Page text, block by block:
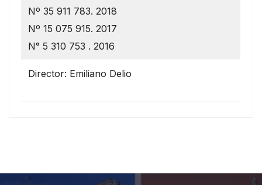
Nº 35 911 783. 2018
Nº 15 075 915. 2017
N° 5 310 753 . 2016
Director: Emiliano Delio